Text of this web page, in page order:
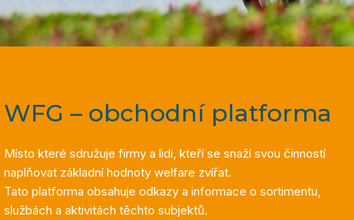
WFG – obchodní platforma
Místo které sdružuje firmy a lidi, kteří se snaží svou činností
naplňovat základní hodnoty welfare zvířat.
Tato platforma obsahuje odkazy a informace o sortimentu,
službách a aktivitách těchto subjektů.